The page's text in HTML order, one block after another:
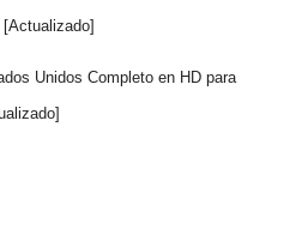
Unidos Completo en HD para